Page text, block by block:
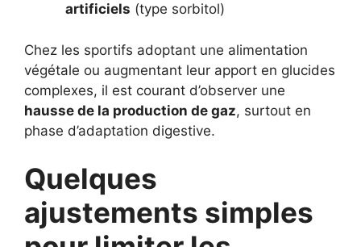
artificiels (type sorbitol)
Chez les sportifs adoptant une alimentation
végétale ou augmentant leur apport en glucides
complexes, il est courant d’observer une
hausse de la production de gaz, surtout en
phase d’adaptation digestive.
Quelques
ajustements simples